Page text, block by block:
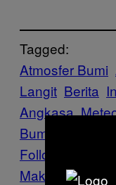
Tagged:
Atmosfer Bumi
Langit Berita
Angkasa
Bumi
Follow Us On
Make Us